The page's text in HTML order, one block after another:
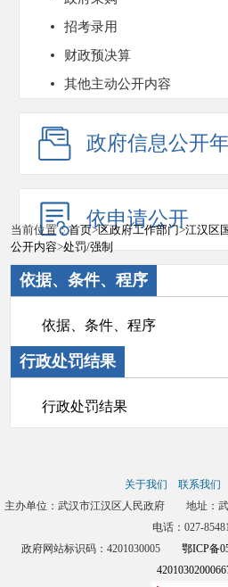
招考录用
财政预决算
其他主动公开内容
政府信息公开
依申请公开
当前位置：首页>区政府工作部门>江汉区
公开内容>处罚/强制
依据、条件、程序
依据、条件、程序
行政处罚结果
行政处罚结果
关于我们 联系我们
主办单位：武汉市江汉区人民政府 地址：
电话：027-
政府网站标识码：4201030005 鄂ICP备